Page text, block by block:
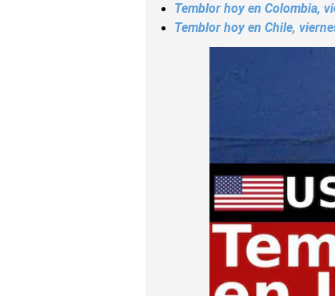
Temblor hoy en Colombia,
Temblor hoy en Chile,